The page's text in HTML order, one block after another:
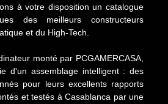
à votre disposition un catalogue
des meilleurs constructeurs
et du High-Tech.
monté par PCGAMERCASA,
d'un assemblage intelligent : des
pour leurs excellents rapports
et testés à Casablanca par une